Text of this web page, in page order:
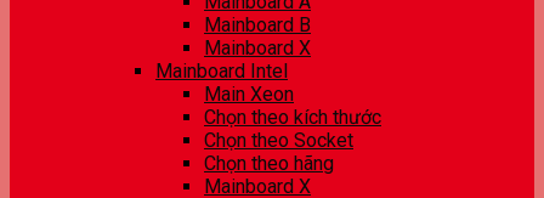
Mainboard B
Mainboard X
Mainboard Intel
Main Xeon
Chọn theo kích thước
Chọn theo Socket
Chọn theo hãng
Mainboard X